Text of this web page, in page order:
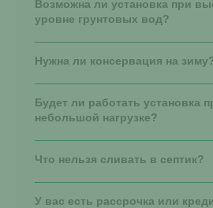
Возможна ли установка при
уровне грунтовых вод?
Нужна ли консервация на
Будет ли работать установка
небольшой нагрузке?
Что нельзя сливать в септик?
У вас есть рассрочка или